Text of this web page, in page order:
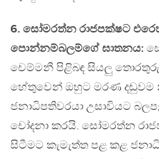
6. සෝමරත්න රාජපක්ෂට
පොන්නම්බලම්ගේ ඝාතනය:
චෙම්මනී පිළිබඳ සියලු තොරතුරු
හේතුවෙන් ඔහුට මරණ දඬුවම
ජනාධිපතිවරයා උසාවියට
චෝදනා කරයි. සෝමරත්න
සිටීමට කැමැත්ත පළ කළ